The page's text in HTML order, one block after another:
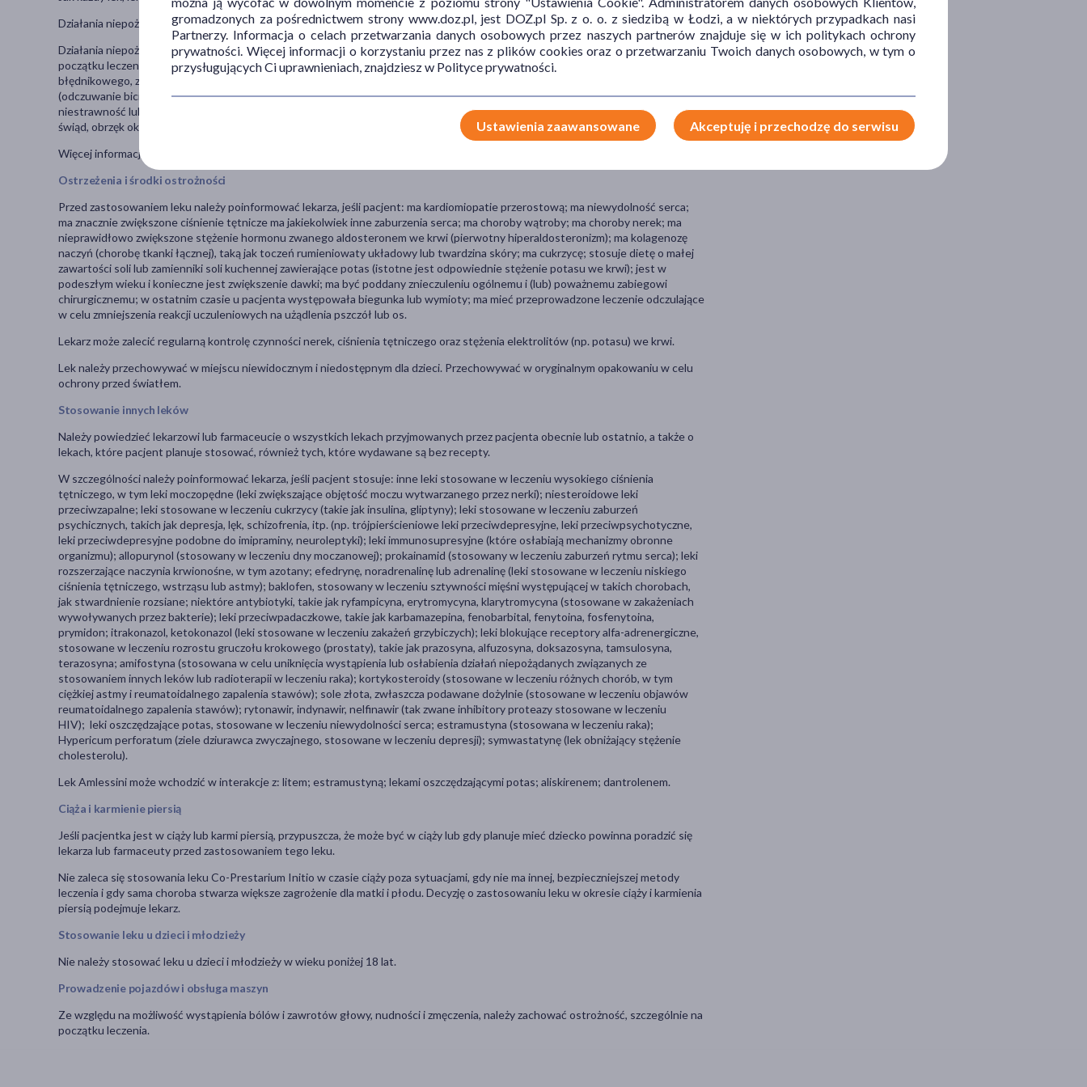
Działania niepożądane występujące bardzo często (mogą wystąpić u co najmniej 1 na 10 pacjentów): obrzęk (zatrzymanie płynów).
Działania niepożądane występujące często (mogą wystąpić u mniej niż 1 na 10 pacjentów): ból głowy, senność (zwłaszcza na
początku leczenia), zaburzenie smaku, uczucie drętwienia lub mrowienia w kończynach, zawroty głowy pochodzenia
błędnikowego, zaburzenia widzenia (w tym podwójne widzenie), szum uszny (wrażenie słyszenia dźwięków), kołatanie serca
(odczuwanie bicia serca), nagłe zaczerwienienie twarzy (uderzenia gorąca), duszność, ból brzucha, nudności, wymioty,
niestrawność lub zaburzenia trawienia, zmiana rytmu wypróżnień, zaparcie, biegunka, swędzenie, wysypki, zaczerwienienie skóry,
świąd, obrzęk okolicy kostek, kurcze mięśni, zmęczenie, osłabienie.
Więcej informacji na temat działań niepożądanych leku Co-Prestarium Initio znajduje się w ulotce dołączonej do opakowania leku.
Ostrzeżenia i środki ostrożności
Przed zastosowaniem leku należy poinformować lekarza, jeśli pacjent: ma kardiomiopatie przerostową; ma niewydolność serca;
ma znacznie zwiększone ciśnienie tętnicze ma jakiekolwiek inne zaburzenia serca; ma choroby wątroby; ma choroby nerek; ma
nieprawidłowo zwiększone stężenie hormonu zwanego aldosteronem we krwi (pierwotny hiperaldosteronizm); ma kolagenozę
naczyń (chorobę tkanki łącznej), taką jak toczeń rumieniowaty układowy lub twardzina skóry; ma cukrzycę; stosuje dietę o małej
zawartości soli lub zamienniki soli kuchennej zawierające potas (istotne jest odpowiednie stężenie potasu we krwi); jest w
podeszłym wieku i konieczne jest zwiększenie dawki; ma być poddany znieczuleniu ogólnemu i (lub) poważnemu zabiegowi
chirurgicznemu; w ostatnim czasie u pacjenta występowała biegunka lub wymioty; ma mieć przeprowadzone leczenie odczulające
w celu zmniejszenia reakcji uczuleniowych na użądlenia pszczół lub os.
Lekarz może zalecić regularną kontrolę czynności nerek, ciśnienia tętniczego oraz stężenia elektrolitów (np. potasu) we krwi.
Lek należy przechowywać w miejscu niewidocznym i niedostępnym dla dzieci. Przechowywać w oryginalnym opakowaniu w celu
ochrony przed światłem.
Stosowanie innych leków
Należy powiedzieć lekarzowi lub farmaceucie o wszystkich lekach przyjmowanych przez pacjenta obecnie lub ostatnio, a także o
lekach, które pacjent planuje stosować, również tych, które wydawane są bez recepty.
W szczególności należy poinformować lekarza, jeśli pacjent stosuje: inne leki stosowane w leczeniu wysokiego ciśnienia
tętniczego, w tym leki moczopędne (leki zwiększające objętość moczu wytwarzanego przez nerki); niesteroidowe leki
przeciwzapalne; leki stosowane w leczeniu cukrzycy (takie jak insulina, gliptyny); leki stosowane w leczeniu zaburzeń
psychicznych, takich jak depresja, lęk, schizofrenia, itp. (np. trójpierścieniowe leki przeciwdepresyjne, leki przeciwpsychotyczne,
leki przeciwdepresyjne podobne do imipraminy, neuroleptyki); leki immunosupresyjne (które osłabiają mechanizmy obronne
organizmu); allopurynol (stosowany w leczeniu dny moczanowej); prokainamid (stosowany w leczeniu zaburzeń rytmu serca); leki
rozszerzające naczynia krwionośne, w tym azotany; efedrynę, noradrenalinę lub adrenalinę (leki stosowane w leczeniu niskiego
ciśnienia tętniczego, wstrząsu lub astmy); baklofen, stosowany w leczeniu sztywności mięśni występującej w takich chorobach,
jak stwardnienie rozsiane; niektóre antybiotyki, takie jak ryfampicyna, erytromycyna, klarytromycyna (stosowane w zakażeniach
wywoływanych przez bakterie); leki przeciwpadaczkowe, takie jak karbamazepina, fenobarbital, fenytoina, fosfenytoina,
prymidon; itrakonazol, ketokonazol (leki stosowane w leczeniu zakażeń grzybiczych); leki blokujące receptory alfa-adrenergiczne,
stosowane w leczeniu rozrostu gruczołu krokowego (prostaty), takie jak prazosyna, alfuzosyna, doksazosyna, tamsulosyna,
terazosyna; amifostyna (stosowana w celu uniknięcia wystąpienia lub osłabienia działań niepożądanych związanych ze
stosowaniem innych leków lub radioterapii w leczeniu raka); kortykosteroidy (stosowane w leczeniu różnych chorób, w tym
ciężkiej astmy i reumatoidalnego zapalenia stawów); sole złota, zwłaszcza podawane dożylnie (stosowane w leczeniu objawów
reumatoidalnego zapalenia stawów); rytonawir, indynawir, nelfinawir (tak zwane inhibitory proteazy stosowane w leczeniu
HIV); leki oszczędzające potas, stosowane w leczeniu niewydolności serca; estramustyna (stosowana w leczeniu raka);
Hypericum perforatum (ziele dziurawca zwyczajnego, stosowane w leczeniu depresji); symwastatynę (lek obniżający stężenie
cholesterolu).
Lek Amlessini może wchodzić w interakcje z: litem; estramustyną; lekami oszczędzającymi potas; aliskirenem; dantrolenem.
Ciąża i karmienie piersią
Jeśli pacjentka jest w ciąży lub karmi piersią, przypuszcza, że może być w ciąży lub gdy planuje mieć dziecko powinna poradzić się
lekarza lub farmaceuty przed zastosowaniem tego leku.
Nie zaleca się stosowania leku Co-Prestarium Initio w czasie ciąży poza sytuacjami, gdy nie ma innej, bezpieczniejszej metody
leczenia i gdy sama choroba stwarza większe zagrożenie dla matki i płodu. Decyzję o zastosowaniu leku w okresie ciąży i karmienia
piersią podejmuje lekarz.
Stosowanie leku u dzieci i młodzieży
Nie należy stosować leku u dzieci i młodzieży w wieku poniżej 18 lat.
Prowadzenie pojazdów i obsługa maszyn
Ze względu na możliwość wystąpienia bólów i zawrotów głowy, nudności i zmęczenia, należy zachować ostrożność, szczególnie na
początku leczenia.
gromadzonych za pośrednictwem strony www.doz.pl, jest DOZ.pl Sp. z o. o. z siedzibą w Łodzi, a w niektórych przypadkach nasi
Partnerzy. Informacja o celach przetwarzania danych osobowych przez naszych partnerów znajduje się w ich politykach ochrony
prywatności. Więcej informacji o korzystaniu przez nas z plików cookies oraz o przetwarzaniu Twoich danych osobowych, w tym o
przysługujących Ci uprawnieniach, znajdziesz w Polityce prywatności.
Ustawienia zaawansowane Akceptuję i przechodzę do serwisu